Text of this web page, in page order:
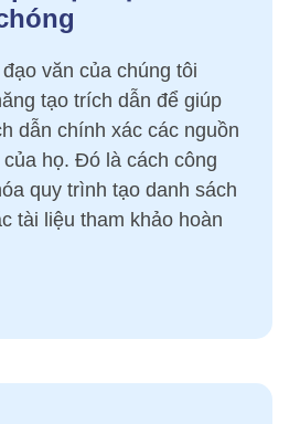
văn của chúng tôi
tạo trích dẫn để giúp
dẫn chính xác các nguồn
họ. Đó là cách công
quy trình tạo danh sách
tài liệu tham khảo hoàn